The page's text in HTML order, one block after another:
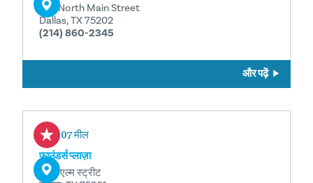
801 North Main Street
Dallas, TX 75202
(214) 860-2345
और पढ़ें
0.07 मील
फाउंडर्स प्लाज़ा
600 एल्म स्ट्रीट